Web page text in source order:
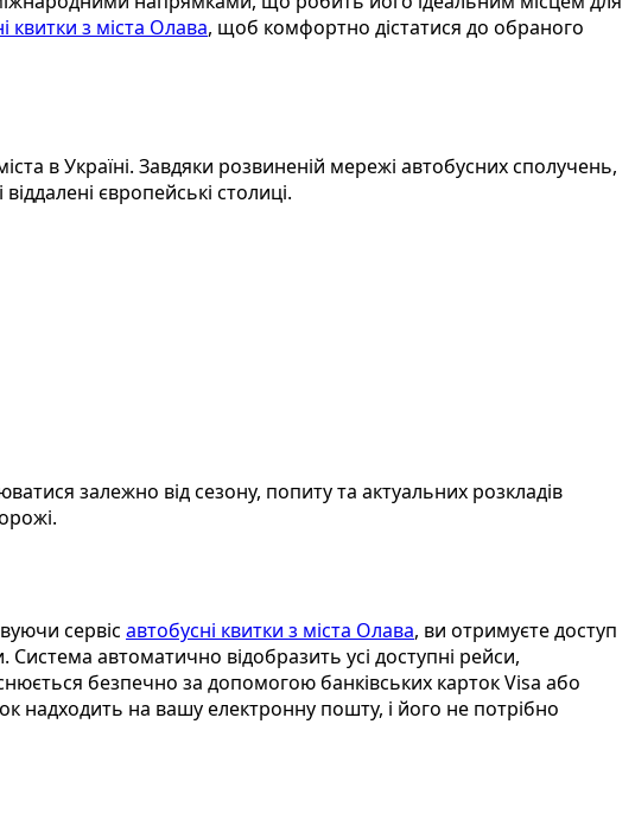
квитки з міста Олава, щоб комфортно дістатися до обраного
в Україні. Завдяки розвиненій мережі автобусних сполучень,
європейські столиці.
залежно від сезону, попиту та актуальних розкладів
сервіс автобусні квитки з міста Олава, ви отримуєте доступ
автоматично відобразить усі доступні рейси,
безпечно за допомогою банківських карток Visa або
надходить на вашу електронну пошту, і його не потрібно